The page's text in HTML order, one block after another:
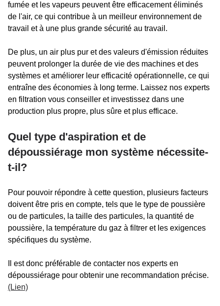
fumée et les vapeurs peuvent être efficacement éliminés
de l'air, ce qui contribue à un meilleur environnement de
travail et à une plus grande sécurité au travail.
De plus, un air plus pur et des valeurs d'émission réduites
peuvent prolonger la durée de vie des machines et des
systèmes et améliorer leur efficacité opérationnelle, ce qui
entraîne des économies à long terme. Laissez nos experts
en filtration vous conseiller et investissez dans une
production plus propre, plus sûre et plus efficace.
Quel type d'aspiration et de
dépoussiérage mon système nécessite-
t-il?
Pour pouvoir répondre à cette question, plusieurs facteurs
doivent être pris en compte, tels que le type de poussière
ou de particules, la taille des particules, la quantité de
poussière, la température du gaz à filtrer et les exigences
spécifiques du système.
Il est donc préférable de contacter nos experts en
dépoussiérage pour obtenir une recommandation précise.
(Lien)